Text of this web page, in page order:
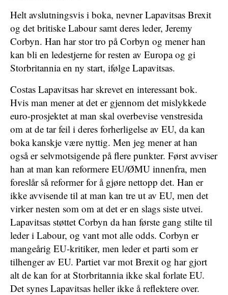
Helt avslutningsvis i boka, nevner Lapavitsas Brexit
og det britiske Labour samt deres leder, Jeremy
Corbyn. Han har stor tro på Corbyn og mener han
kan bli en ledestjerne for resten av Europa og gi
Storbritannia en ny start, ifølge Lapavitsas.
Costas Lapavitsas har skrevet en interessant bok.
Hvis man mener at det er gjennom det mislykkede
euro-prosjektet at man skal overbevise venstresida
om at de tar feil i deres forherligelse av EU, da kan
boka kanskje være nyttig. Men jeg mener at han
også er selvmotsigende på flere punkter. Først avviser
han at man kan reformere EU/ØMU innenfra, men
foreslår så reformer for å gjøre nettopp det. Han er
ikke avvisende til at man kan tre ut av EU, men det
virker nesten som om at det er en slags siste utvei.
Lapavitsas støttet Corbyn da han første gang stilte til
leder i Labour, og vant mot alle odds. Corbyn er
mangeårig EU-kritiker, men leder et parti som er
tilhenger av EU. Partiet var mot Brexit og har gjort
alt de kan for at Storbritannia ikke skal forlate EU.
Det synes Lapavitsas heller ikke å reflektere over.